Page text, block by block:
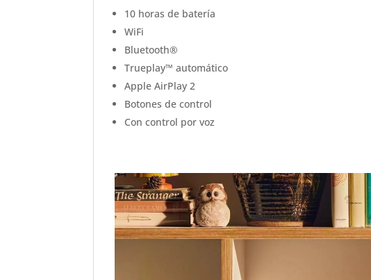
10 horas de batería
WiFi
Bluetooth®
Trueplay™ automático
Apple AirPlay 2
Botones de control
Con control por voz